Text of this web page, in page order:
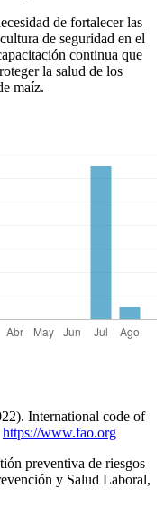
de fortalecer las
de seguridad en el
continua que
la salud de los
maíz.
International code of
https://www.fao.org
preventiva de riesgos
y Salud Laboral,